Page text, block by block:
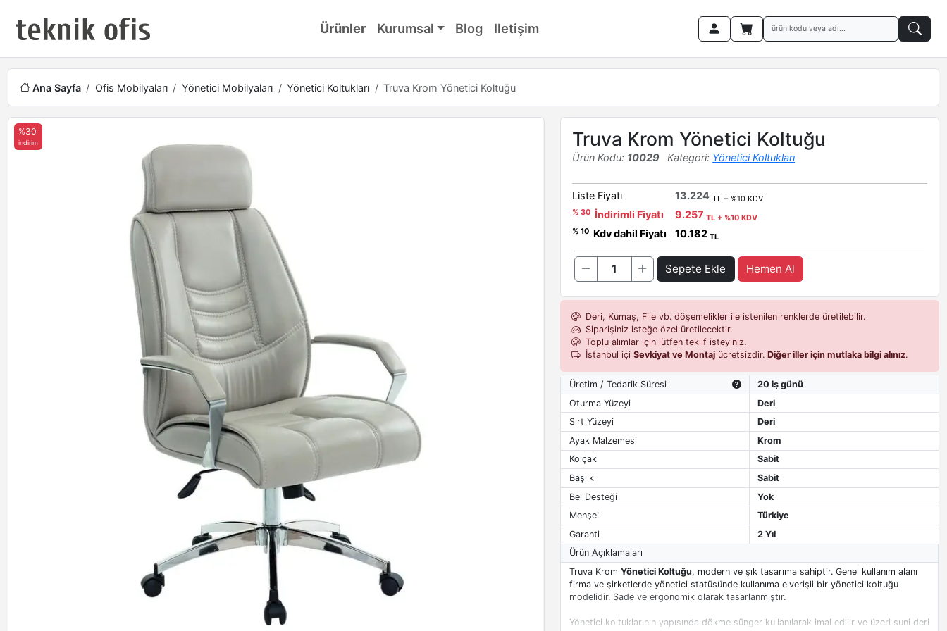
Ürünler Kurumsal Blog Iletişim
Ana Sayfa Ofis Mobilyaları Yönetici Mobilyaları Yönetici Koltukları Truva Krom Yönetici Koltuğu
%30
indirim Truva Krom Yönetici Koltuğu
Ürün Kodu: 10029 Kategori: Yönetici Koltukları
Liste Fiyatı 13.224 TL + %10 KDV
% 30 İndirimli Fiyatı 9.257TL + %10 KDV
% 10 Kdv dahil Fiyatı 10.182TL
Sepete Ekle Hemen Al
Deri, Kumaş, File vb. döşemelikler ile istenilen renklerde üretilebilir.
Siparişiniz isteğe özel üretilecektir.
Toplu alımlar için lütfen teklif isteyiniz.
İstanbul içiSevkiyat ve Montaj ücretsizdir.Diğer iller için mutlaka bilgi alınız.
Üretim / Tedarik Süresi
20 iş günü
Oturma Yüzeyi
Deri
Sırt Yüzeyi
Deri
Ayak Malzemesi
Krom
Kolçak
Sabit
Başlık
Sabit
Bel Desteği
Yok
Menşei
Türkiye
Garanti
2 Yıl
Ürün Açıklamaları
Truva Krom Yönetici Koltuğu, modern ve şık tasarıma sahiptir. Genel kullanım alanı
firma ve şirketlerde yönetici statüsünde kullanıma elverişli bir yönetici koltuğu
modelidir. Sade ve ergonomik olarak tasarlanmıştır.
Yönetici koltuklarının yapısında dökme sünger kullanılarak imal edilir ve üzeri suni deri